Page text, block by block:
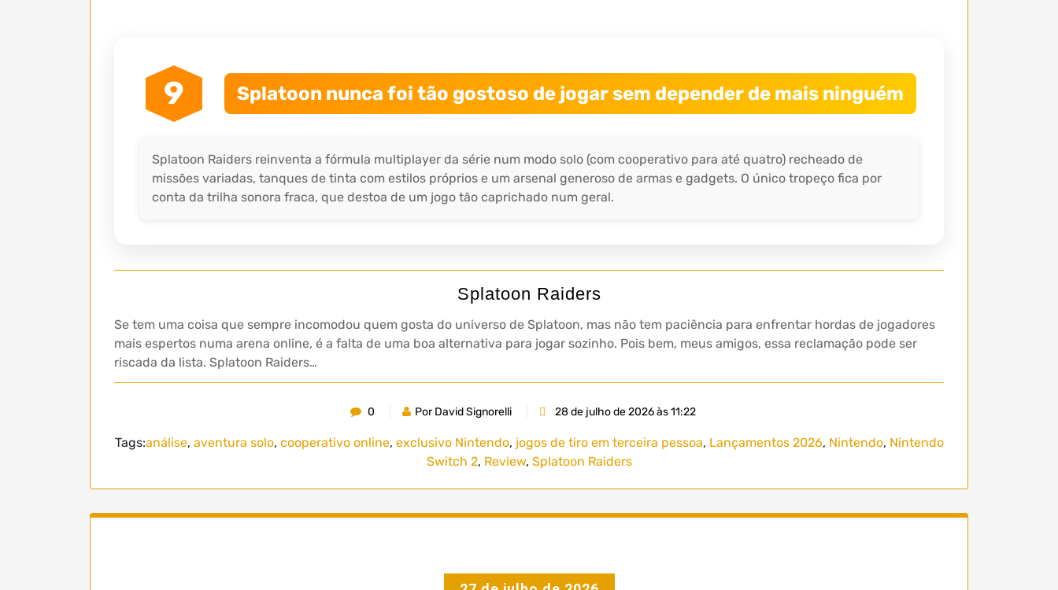
9 Splatoon nunca foi tão gostoso de jogar sem depender de mais ninguém
Splatoon Raiders reinventa a fórmula multiplayer da série num modo solo (com cooperativo para até quatro) recheado de
missões variadas, tanques de tinta com estilos próprios e um arsenal generoso de armas e gadgets. O único tropeço fica por
conta da trilha sonora fraca, que destoa de um jogo tão caprichado num geral.
Splatoon Raiders
Se tem uma coisa que sempre incomodou quem gosta do universo de Splatoon, mas não tem paciência para enfrentar hordas de jogadores
mais espertos numa arena online, é a falta de uma boa alternativa para jogar sozinho. Pois bem, meus amigos, essa reclamação pode ser
riscada da lista. Splatoon Raiders…
0 Por David Signorelli 28 de julho de 2026 às 11:22
Tags:análise, aventura solo, cooperativo online, exclusivo Nintendo, jogos de tiro em terceira pessoa, Lançamentos 2026, Nintendo, Nintendo
Switch 2, Review, Splatoon Raiders